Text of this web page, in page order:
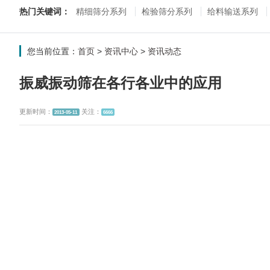
热门关键词： 精细筛分系列 检验筛分系列 给料输送系列
您当前位置： 首页 > 资讯中心 > 资讯动态
振威振动筛在各行各业中的应用
更新时间： 2013-05-11 关注： 6666